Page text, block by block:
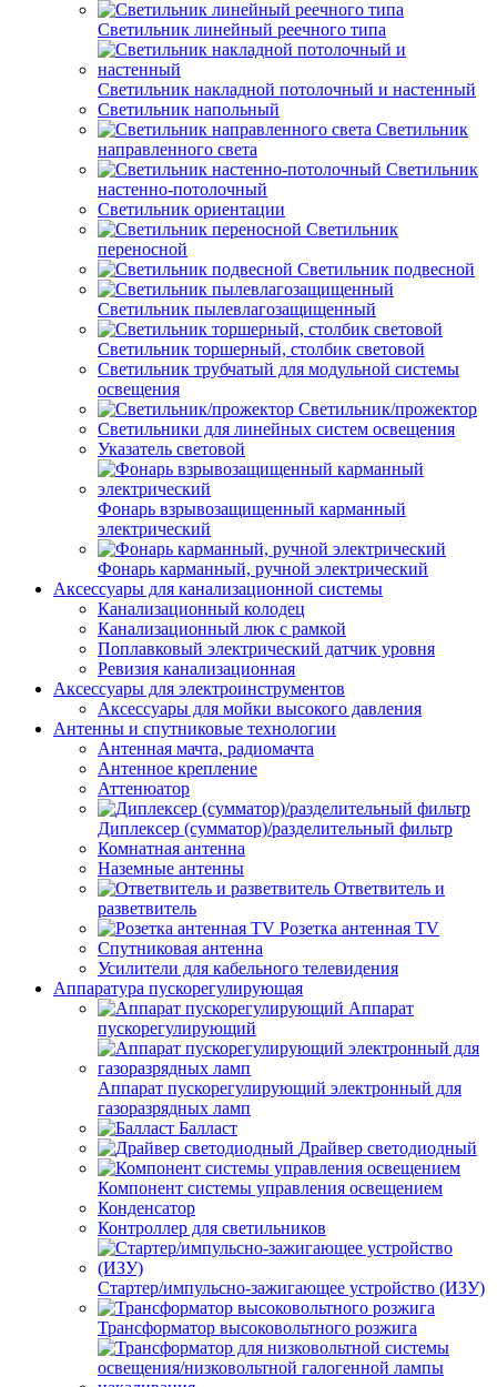
Светильник линейный реечного типа
Светильник накладной потолочный и настенный
Светильник напольный
Светильник
направленного света
Светильник
настенно-потолочный
Светильник ориентации
Светильник
переносной
Светильник подвесной
Светильник пылевлагозащищенный
Светильник торшерный, столбик световой
Светильник трубчатый для модульной системы
освещения
Светильник/прожектор
Светильники для линейных систем освещения
Указатель световой
Фонарь взрывозащищенный карманный
электрический
Фонарь карманный, ручной электрический
Аксессуары для канализационной системы
Канализационный колодец
Канализационный люк с рамкой
Поплавковый электрический датчик уровня
Ревизия канализационная
Аксессуары для электроинструментов
Аксессуары для мойки высокого давления
Антенны и спутниковые технологии
Антенная мачта, радиомачта
Антенное крепление
Аттенюатор
Диплексер (сумматор)/разделительный фильтр
Комнатная антенна
Наземные антенны
Ответвитель и
разветвитель
Розетка антенная TV
Спутниковая антенна
Усилители для кабельного телевидения
Аппаратура пускорегулирующая
Аппарат
пускорегулирующий
Аппарат пускорегулирующий электронный для
газоразрядных ламп
Балласт
Драйвер светодиодный
Компонент системы управления освещением
Конденсатор
Контроллер для светильников
Стартер/импульсно-зажигающее устройство (ИЗУ)
Трансформатор высоковольтного розжига